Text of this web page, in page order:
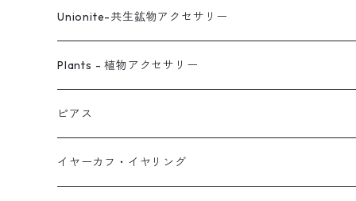
Unionite-共生鉱物アクセサリー
ピアス
ネックレス
イヤーカフ
Plants - 植物アクセサリー
ピアス
ネックレス
ピアス
スタッド・一粒
イヤーカフ・イヤリング